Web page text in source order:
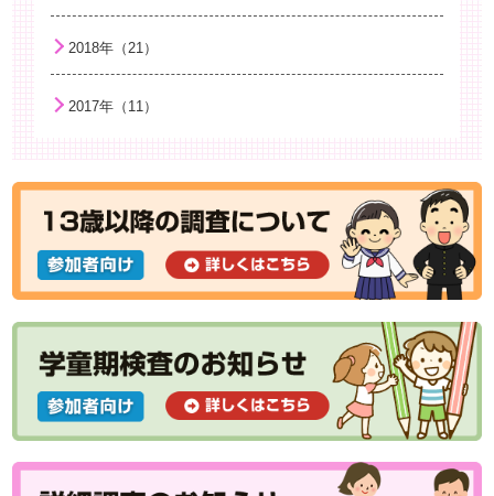
2018年（21）
2017年（11）